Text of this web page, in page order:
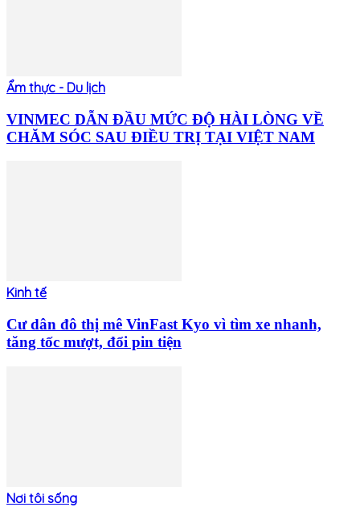
Ẩm thực - Du lịch
VINMEC DẪN ĐẦU MỨC ĐỘ HÀI LÒNG VỀ
CHĂM SÓC SAU ĐIỀU TRỊ TẠI VIỆT NAM
Kinh tế
Cư dân đô thị mê VinFast Kyo vì tìm xe nhanh,
tăng tốc mượt, đổi pin tiện
Nơi tôi sống